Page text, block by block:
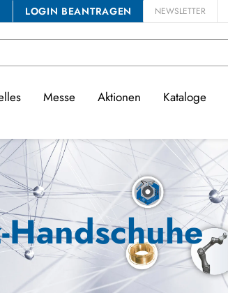
LOGIN BEANTRAGEN NEWSLETTER
Messe Aktionen Kataloge